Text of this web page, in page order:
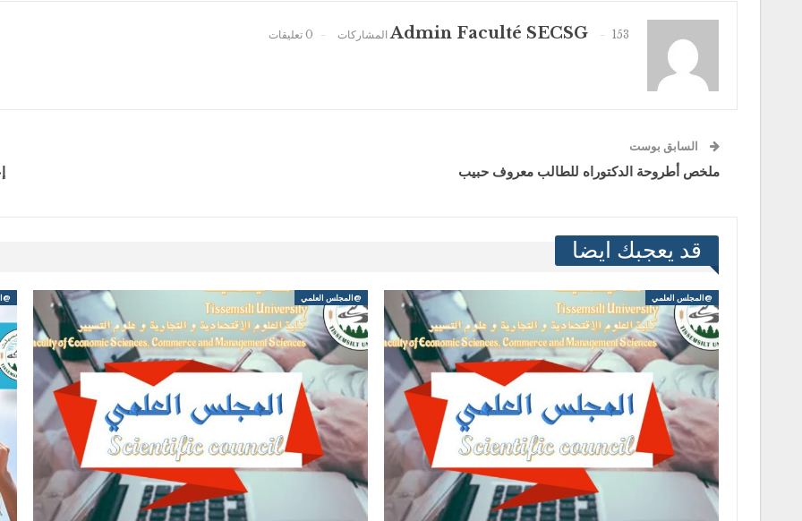
Admin Faculté SECSG 153 المشاركات 0 تعليقات
السابق بوست
ملخص أطروحة الدكتوراه للطالب معروف حبيب
قد يعجبك ايضا
@المجلس العلمي @المجلس العلمي